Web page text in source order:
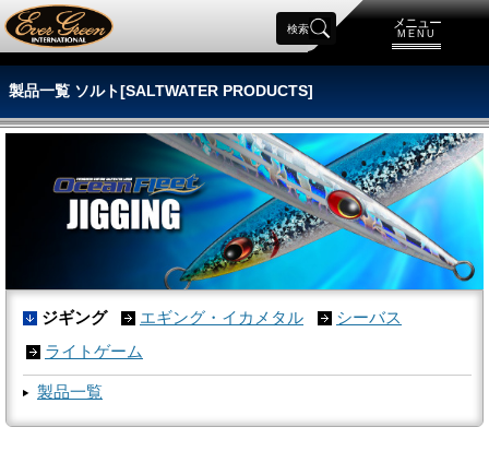
メニュー
MENU
検索
製品一覧 ソルト[SALTWATER PRODUCTS]
ジギング エギング・イカメタル
シーバス
ライトゲーム
製品一覧